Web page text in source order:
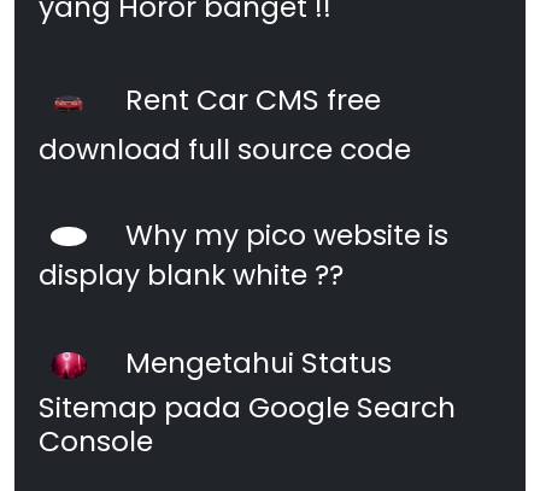
Rent Car CMS free
download full source code
Why my pico website is
display blank white ??
Mengetahui Status
Sitemap pada Google Search
Console